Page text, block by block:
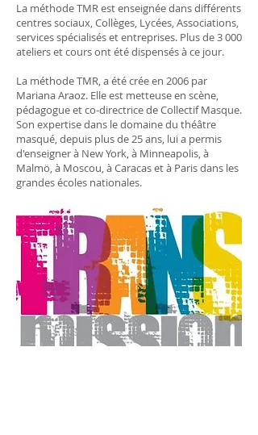
La méthode TMR est enseignée dans différents
centres sociaux, Collèges, Lycées, Associations,
services spécialisés et entreprises. Plus de 3 000
ateliers et cours ont été dispensés à ce jour.
La méthode TMR, a été crée en 2006 par
Mariana Araoz. Elle est metteuse en scène,
pédagogue et co-directrice de Collectif Masque.
Son expertise dans le domaine du théâtre
masqué, depuis plus de 25 ans, lui a permis
d'enseigner à New York, à Minneapolis, à
Malmö, à Moscou, à Caracas et à Paris dans les
grandes écoles nationales.